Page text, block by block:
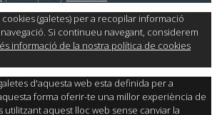
(galetes) per a recopilar informació
Si continueu navegant, considerem
informació de la nostra política de cookies
d'aquesta web esta definida per a
forma oferir-te una millor experiència de
utilitzant aquest lloc web sense canviar la